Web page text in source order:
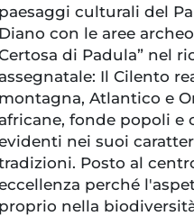
paesaggi culturali del
Diano con le aree
di Padula” nel
Il Cilento
montagna, Atlantico e
fonde popoli e
nei suoi
Posto al
perché
proprio nella